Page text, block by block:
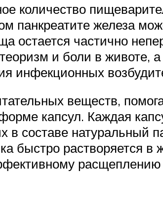
количество
панкреатите железа
остается частично
и боли в животе,
инфекционных
веществ,
капсул. Каждая
составе натуральный
быстро растворяется в